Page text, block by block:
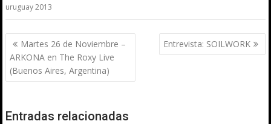
uruguay 2013
Navegación
de
entradas
Martes 26 de Noviembre –
ARKONA en The Roxy Live
(Buenos Aires, Argentina)
Entrevista: SOILWORK
Entradas relacionadas